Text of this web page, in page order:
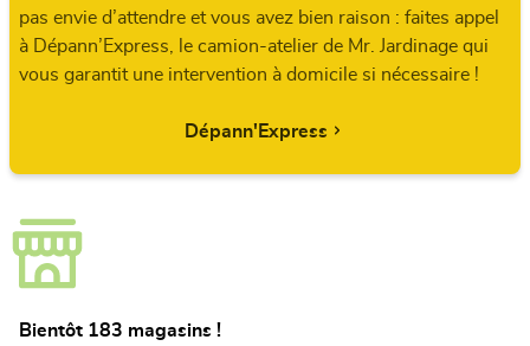
pas envie d’attendre et vous avez bien raison : faites appel
à Dépann’Express, le camion-atelier de Mr. Jardinage qui
vous garantit une intervention à domicile si nécessaire !
Dépann'Express
Bientôt 183 magasins !